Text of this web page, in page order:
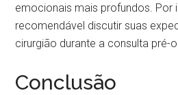
emocionais mais profundos. Por
recomendável discutir suas
cirurgião durante a consulta pré-
Conclusão